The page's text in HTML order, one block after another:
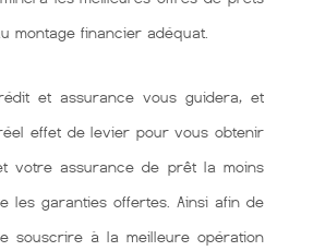
montage financier adéquat.
et assurance vous guidera, et
effet de levier pour vous obtenir
votre assurance de prêt la moins
les garanties offertes. Ainsi afin de
souscrire à la meilleure opération